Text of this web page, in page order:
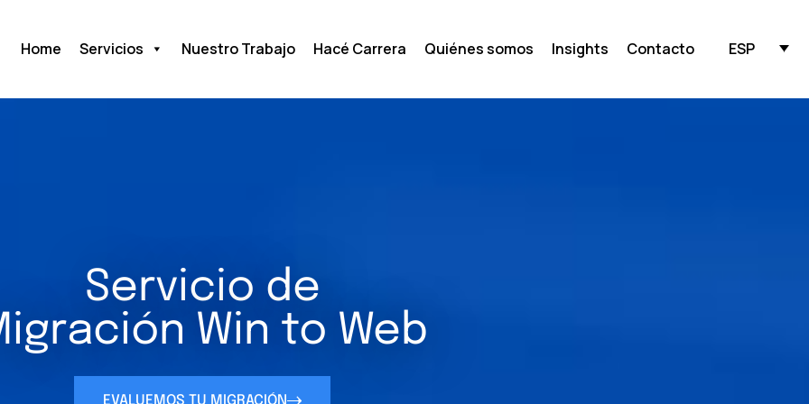
Home Servicios Nuestro Trabajo Hacé Carrera Quiénes somos Insights Contacto ESP
Servicio de
Win to Web
EVALUEMOS TU MIGRACIÓN